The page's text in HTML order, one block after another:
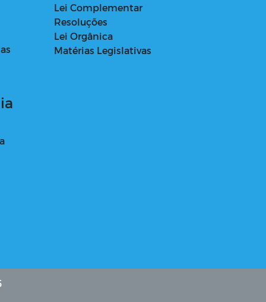
Lei Complementar
Resoluções
Lei Orgânica
Matérias Legislativas